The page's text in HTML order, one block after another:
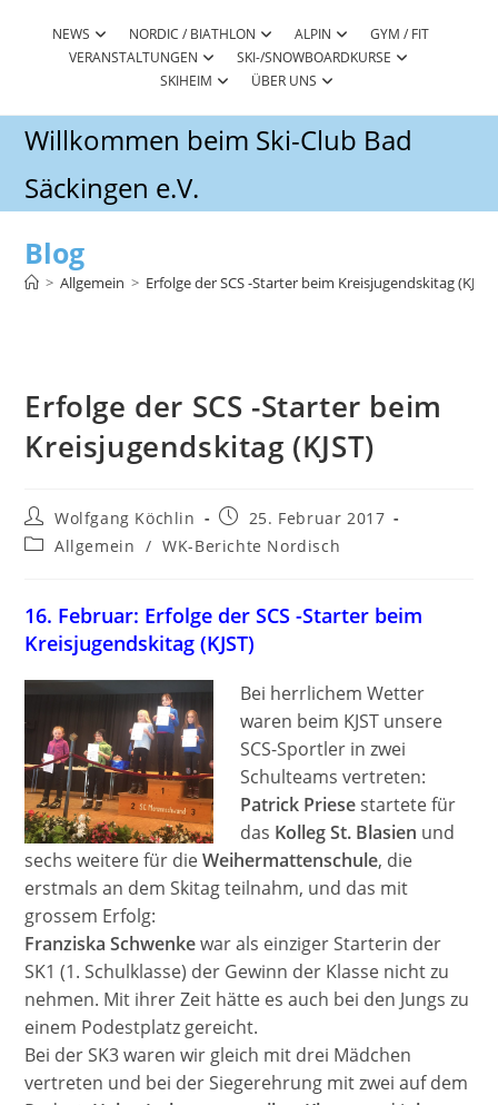
NEWS NORDIC / BIATHLON ALPIN
GYM / FIT
VERANSTALTUNGEN
SKI-/SNOWBOARDKURSE
SKIHEIM
ÜBER UNS
Willkommen beim Ski-Club Bad
Säckingen e.V.
Blog
> Allgemein > Erfolge der SCS -Starter beim Kreisjugendskitag (KJST)
Erfolge der SCS -Starter beim
Kreisjugendskitag (KJST)
Beitrags-
Autor:
Wolfgang Köchlin
Beitrag
veröffentlicht:
25. Februar 2017
Beitrags-
Allgemein / WK-Berichte Nordisch
16. Februar: Erfolge der SCS -Starter beim
Kreisjugendskitag (KJST)
Bei herrlichem Wetter
waren beim KJST unsere
SCS-Sportler in zwei
Schulteams vertreten:
Patrick Priesestartete für
das Kolleg St. Blasien und
sechs weitere für dieWeihermattenschule, die
erstmals an dem Skitag teilnahm, und das mit
grossem Erfolg:
Franziska Schwenkewar als einziger Starterin der
SK1 (1. Schulklasse) der Gewinn der Klasse nicht zu
nehmen. Mit ihrer Zeit hätte es auch bei den Jungs zu
einem Podestplatz gereicht.
Bei der SK3 waren wir gleich mit drei Mädchen
vertreten und bei der Siegerehrung mit zwei auf dem